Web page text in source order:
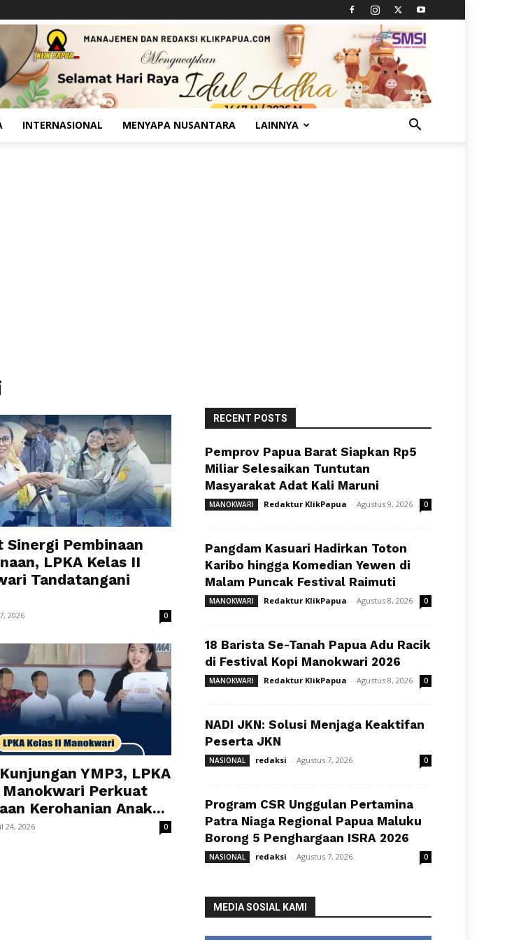
INTERNASIONAL MENYAPA NUSANTARA LAINNYA
Sinergi Pembinaan
LPKA Kelas II
Tandatangani
2026 0
YMP3, LPKA
Manokwari Perkuat
Kerohanian Anak...
24, 2026 0
RECENT POSTS
Pemprov Papua Barat Siapkan Rp5
Miliar Selesaikan Tuntutan
Masyarakat Adat Kali Maruni
MANOKWARI Redaktur KlikPapua - Agustus 9, 2026 0
Pangdam Kasuari Hadirkan Toton
Karibo hingga Komedian Yewen di
Malam Puncak Festival Raimuti
MANOKWARI Redaktur KlikPapua - Agustus 8, 2026 0
18 Barista Se-Tanah Papua Adu Racik
di Festival Kopi Manokwari 2026
MANOKWARI Redaktur KlikPapua - Agustus 8, 2026 0
NADI JKN: Solusi Menjaga Keaktifan
Peserta JKN
NASIONAL redaksi - Agustus 7, 2026 0
Program CSR Unggulan Pertamina
Patra Niaga Regional Papua Maluku
Borong 5 Penghargaan ISRA 2026
NASIONAL redaksi - Agustus 7, 2026 0
MEDIA SOSIAL KAMI